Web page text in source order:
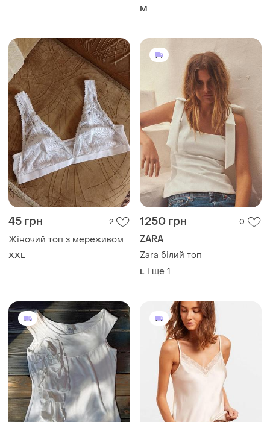
M
45 грн 2
Жіночий топ з мереживом
XXL
1250 грн 0
ZARA
Zara білий топ
L і ще 1